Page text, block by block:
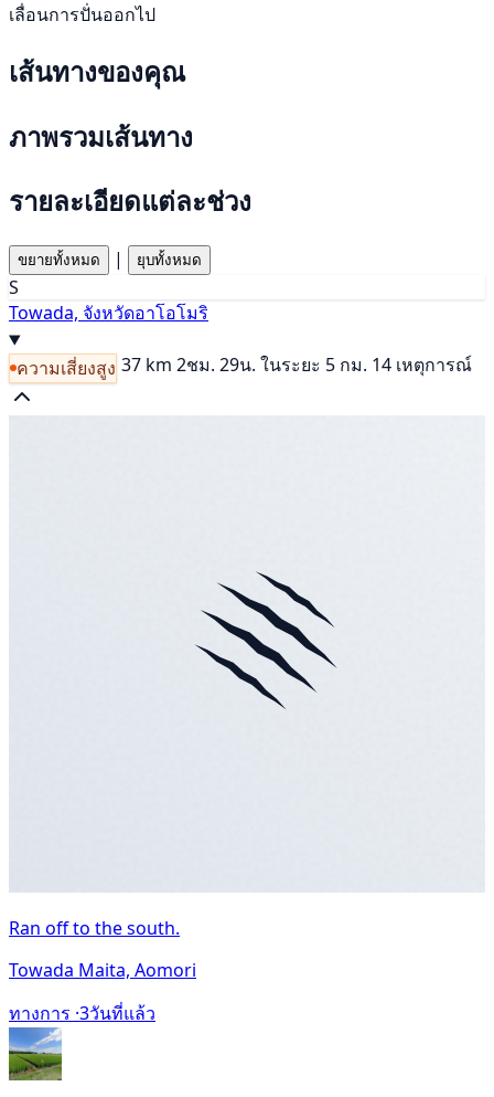
เลื่อนการปั่นออกไป
เส้นทางของคุณ
ภาพรวมเส้นทาง
รายละเอียดแต่ละช่วง
ขยายทั้งหมด | ยุบทั้งหมด
S
Towada, จังหวัดอาโอโมริ
ความเสี่ยงสูง 37 km 2ชม. 29น. ในระยะ 5 กม. 14 เหตุการณ์
Ran off to the south.
Towada Maita, Aomori
ทางการ ·3วันที่แล้ว